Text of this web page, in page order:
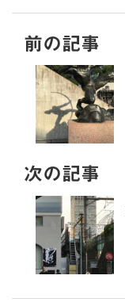
前の記事
次の記事